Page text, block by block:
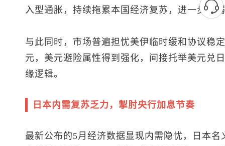
入型通胀，持续拖累本国经济复苏，进一步削
与此同时，市场普遍担忧美伊临时缓和协议稳
元，美元避险属性得到强化，间接托举美元兑
缘逻辑。
日本内需复苏乏力，掣肘央行加息节奏
最新公布的5月经济数据显现内需隐忧，日本